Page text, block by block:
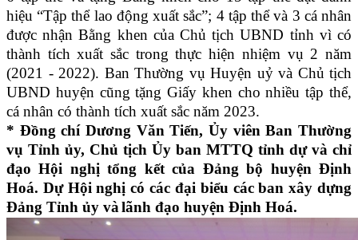
hiệu “Tập thể lao động xuất sắc”; 4 tập thể và 3 cá nhân
được nhận Bằng khen của Chủ tịch UBND tỉnh vì có
thành tích xuất sắc trong thực hiện nhiệm vụ 2 năm
(2021 - 2022). Ban Thường vụ Huyện uỷ và Chủ tịch
UBND huyện cũng tặng Giấy khen cho nhiều tập thể,
cá nhân có thành tích xuất sắc năm 2023.
* Đồng chí Dương Văn Tiến, Ủy viên Ban Thường
vụ Tỉnh ủy, Chủ tịch Ủy ban MTTQ tỉnh dự và chỉ
đạo Hội nghịtổng kết của Đảng bộ huyện Định
Hoá. Dự Hội nghị có các đại biểu các ban xây dựng
Đảng Tỉnh ủy vàlãnh đạo huyện Định Hoá.